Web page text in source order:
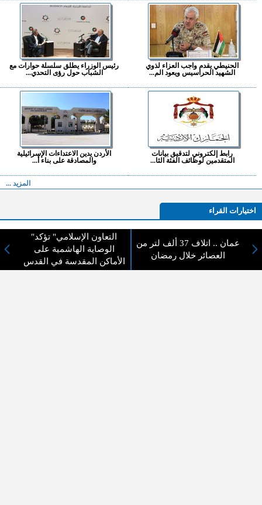
الحنيطي يقدم واجب العزاء لذوي
الشهيد الحراسيس ويعود الم...
رئيس الوزراء يطلق سلسلة حوارات مع
الشباب حول رؤى التحدي...
رابط إلكتروني لتدقيق بيانات
المتقدمين لوظائف الفئة الثا...
الأردن يدين الاعتداءات الإسرائيلية
والمصادقة على بناء أ...
المزيد ...
اختيارات القراء
لا يوجد مقالات
عمان .. اتلاف 37 ألف لتر من
العصائر خلال رمضان
"التعاون الإسلامي" تؤكد
الوصاية الهاشمية على
الأماكن المقدسة في القدس